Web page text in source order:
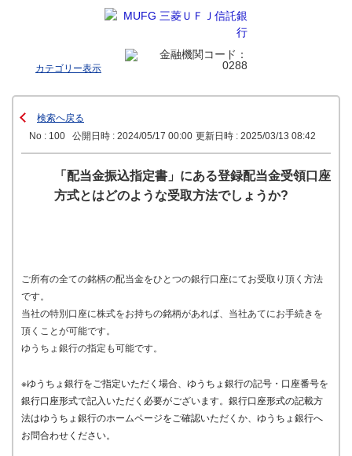
カテゴリー表示
検索へ戻る
No : 100
公開日時 : 2024/05/17 00:00 更新日時 : 2025/03/13 08:42
「配当金振込指定書」にある登録配当金受領口座
方式とはどのような受取方法でしょうか?
ご所有の全ての銘柄の配当金をひとつの銀行口座にてお受取り頂く方法
です。
当社の特別口座に株式をお持ちの銘柄があれば、当社あてにお手続きを
頂くことが可能です。
ゆうちょ銀行の指定も可能です。
※ゆうちょ銀行をご指定いただく場合、ゆうちょ銀行の記号・口座番号を
銀行口座形式で記入いただく必要がございます。銀行口座形式の記載方
法はゆうちょ銀行のホームページをご確認いただくか、ゆうちょ銀行へ
お問合わせください。